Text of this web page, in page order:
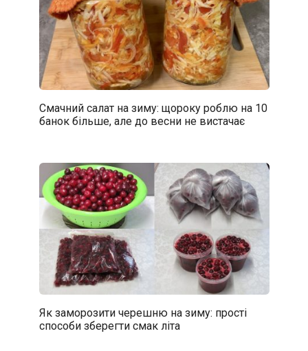
Смачний салат на зиму: щороку роблю на 10
банок більше, але до весни не вистачає
Як заморозити черешню на зиму: прості
способи зберегти смак літа